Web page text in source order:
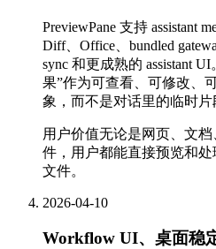
PreviewPane 支持 assistant
Diff、Office、bundled
sync 和更成熟的 assistant
果”作为可查看、可修改、
象，而不是对话里的临时片
用户价值无论是网页、文
件，用户都能直接预览和
文件。
2026-04-10
Workflow UI、桌面稳